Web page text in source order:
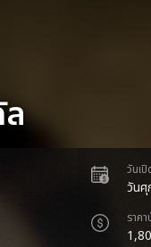
วันเ
วันศุ
ราค